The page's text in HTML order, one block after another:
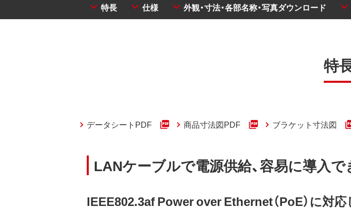
特長 仕様 外観・寸法・各部名称・写真ダウンロード
特
データシートPDF 商品寸法図PDF ブラケット寸法図
LANケーブルで電源供給、容易に導入
IEEE802.3af Power over Ethernet（PoE）に対応